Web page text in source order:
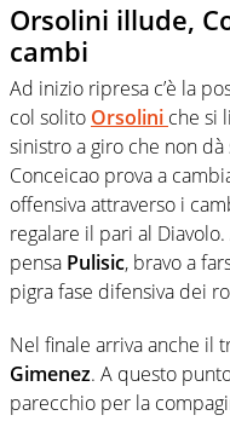
Orsolini illude,
cambi
Ad inizio ripresa c’è la
col solito Orsolini che si
sinistro a giro che non
Conceicao prova a
offensiva attraverso i
regalare il pari al
pensa Pulisic, bravo a
pigra fase difensiva dei
Nel finale arriva anche il
Gimenez. A questo
parecchio per la